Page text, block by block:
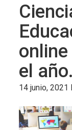
el año.
14 junio, 2021